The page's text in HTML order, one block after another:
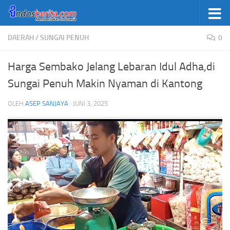
Skip to content
DAERAH/SUNGAI PENUH 0
Harga Sembako Jelang Lebaran Idul Adha,di
Sungai Penuh Makin Nyaman di Kantong
OLEH ASEP SANJAYA · JUNI 3, 2025